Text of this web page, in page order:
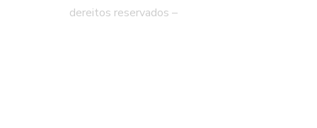
dereitos reservados –